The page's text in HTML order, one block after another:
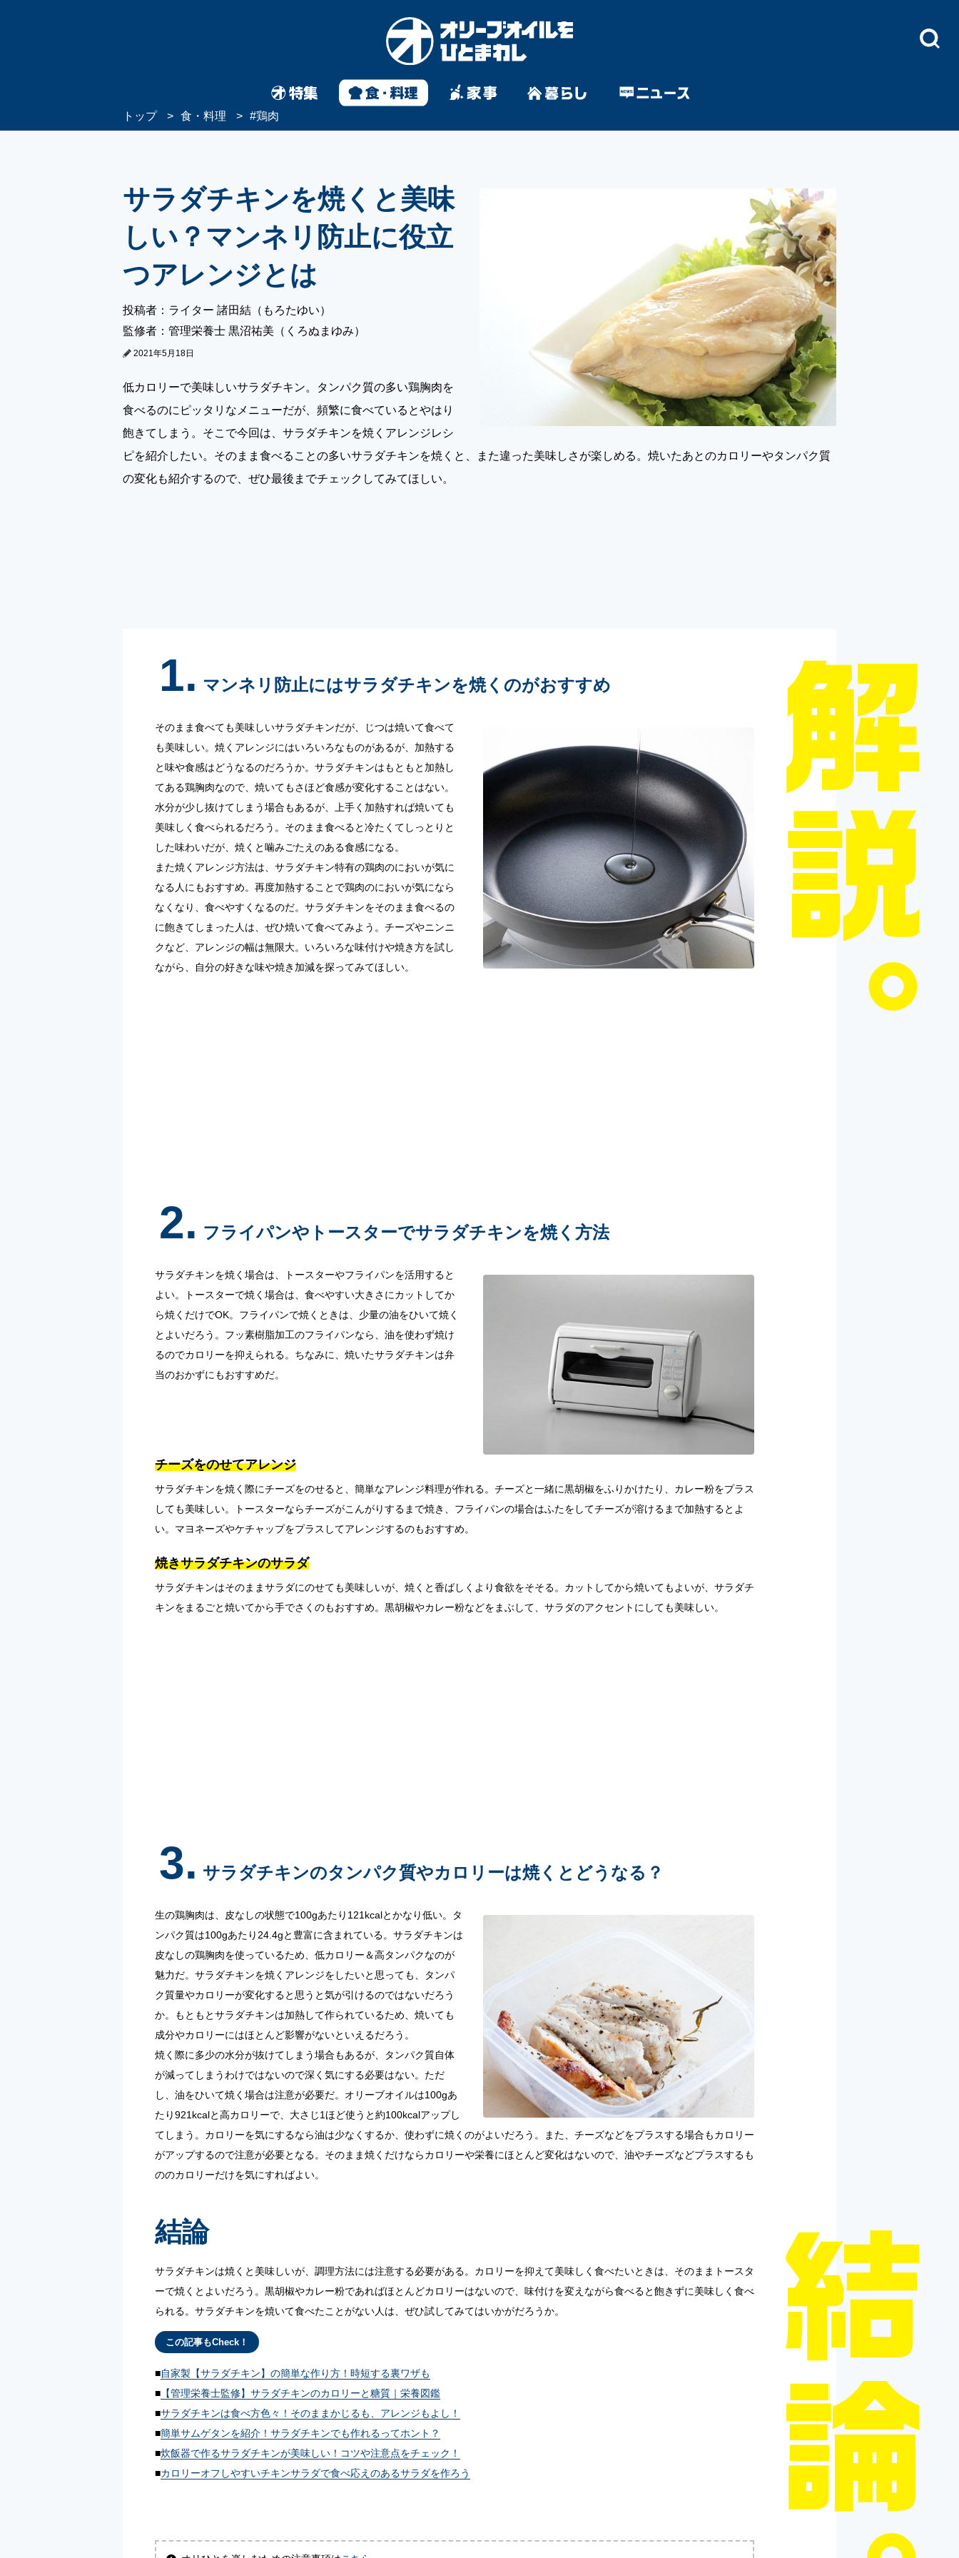
トップ 食・料理 #鶏肉
サラダチキンを焼くと美味
しい？マンネリ防止に役立
つアレンジとは
投稿者：ライター 諸田結（もろたゆい）
監修者：管理栄養士 黒沼祐美（くろぬまゆみ）
2021年5月18日
低カロリーで美味しいサラダチキン。タンパク質の多い鶏胸肉を
食べるのにピッタリなメニューだが、頻繁に食べているとやはり
飽きてしまう。そこで今回は、サラダチキンを焼くアレンジレシ
ピを紹介したい。そのまま食べることの多いサラダチキンを焼くと、また違った美味しさが楽しめる。焼いたあとのカロリーやタンパク質
の変化も紹介するので、ぜひ最後までチェックしてみてほしい。
1. マンネリ防止にはサラダチキンを焼くのがおすすめ
そのまま食べても美味しいサラダチキンだが、じつは焼いて食べて
も美味しい。焼くアレンジにはいろいろなものがあるが、加熱する
と味や食感はどうなるのだろうか。サラダチキンはもともと加熱し
てある鶏胸肉なので、焼いてもさほど食感が変化することはない。
水分が少し抜けてしまう場合もあるが、上手く加熱すれば焼いても
美味しく食べられるだろう。そのまま食べると冷たくてしっとりと
した味わいだが、焼くと噛みごたえのある食感になる。
また焼くアレンジ方法は、サラダチキン特有の鶏肉のにおいが気に
なる人にもおすすめ。再度加熱することで鶏肉のにおいが気になら
なくなり、食べやすくなるのだ。サラダチキンをそのまま食べるの
に飽きてしまった人は、ぜひ焼いて食べてみよう。チーズやニンニ
クなど、アレンジの幅は無限大。いろいろな味付けや焼き方を試し
ながら、自分の好きな味や焼き加減を探ってみてほしい。
2. フライパンやトースターでサラダチキンを焼く方法
サラダチキンを焼く場合は、トースターやフライパンを活用すると
よい。トースターで焼く場合は、食べやすい大きさにカットしてか
ら焼くだけでOK。フライパンで焼くときは、少量の油をひいて焼く
とよいだろう。フッ素樹脂加工のフライパンなら、油を使わず焼け
るのでカロリーを抑えられる。ちなみに、焼いたサラダチキンは弁
当のおかずにもおすすめだ。
チーズをのせてアレンジ
サラダチキンを焼く際にチーズをのせると、簡単なアレンジ料理が作れる。チーズと一緒に黒胡椒をふりかけたり、カレー粉をプラス
しても美味しい。トースターならチーズがこんがりするまで焼き、フライパンの場合はふたをしてチーズが溶けるまで加熱するとよ
い。マヨネーズやケチャップをプラスしてアレンジするのもおすすめ。
焼きサラダチキンのサラダ
サラダチキンはそのままサラダにのせても美味しいが、焼くと香ばしくより食欲をそそる。カットしてから焼いてもよいが、サラダチ
キンをまるごと焼いてから手でさくのもおすすめ。黒胡椒やカレー粉などをまぶして、サラダのアクセントにしても美味しい。
3. サラダチキンのタンパク質やカロリーは焼くとどうなる？
生の鶏胸肉は、皮なしの状態で100gあたり121kcalとかなり低い。タ
ンパク質は100gあたり24.4gと豊富に含まれている。サラダチキンは
皮なしの鶏胸肉を使っているため、低カロリー＆高タンパクなのが
魅力だ。サラダチキンを焼くアレンジをしたいと思っても、タンパ
ク質量やカロリーが変化すると思うと気が引けるのではないだろう
か。もともとサラダチキンは加熱して作られているため、焼いても
成分やカロリーにはほとんど影響がないといえるだろう。
焼く際に多少の水分が抜けてしまう場合もあるが、タンパク質自体
が減ってしまうわけではないので深く気にする必要はない。ただ
し、油をひいて焼く場合は注意が必要だ。オリーブオイルは100gあ
たり921kcalと高カロリーで、大さじ1ほど使うと約100kcalアップし
てしまう。カロリーを気にするなら油は少なくするか、使わずに焼くのがよいだろう。また、チーズなどをプラスする場合もカロリー
がアップするので注意が必要となる。そのまま焼くだけならカロリーや栄養にほとんど変化はないので、油やチーズなどプラスするも
ののカロリーだけを気にすればよい。
結論
サラダチキンは焼くと美味しいが、調理方法には注意する必要がある。カロリーを抑えて美味しく食べたいときは、そのままトースタ
ーで焼くとよいだろう。黒胡椒やカレー粉であればほとんどカロリーはないので、味付けを変えながら食べると飽きずに美味しく食べ
られる。サラダチキンを焼いて食べたことがない人は、ぜひ試してみてはいかがだろうか。
この記事もCheck！
自家製【サラダチキン】の簡単な作り方！時短する裏ワザも
【管理栄養士監修】サラダチキンのカロリーと糖質｜栄養図鑑
サラダチキンは食べ方色々！そのままかじるも、アレンジもよし！
簡単サムゲタンを紹介！サラダチキンでも作れるってホント？
炊飯器で作るサラダチキンが美味しい！コツや注意点をチェック！
カロリーオフしやすいチキンサラダで食べ応えのあるサラダを作ろう